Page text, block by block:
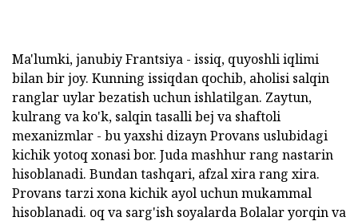
Ma'lumki, janubiy Frantsiya - issiq, quyoshli iqlimi
bilan bir joy. Kunning issiqdan qochib, aholisi salqin
ranglar uylar bezatish uchun ishlatilgan. Zaytun,
kulrang va ko'k, salqin tasalli bej va shaftoli
mexanizmlar - bu yaxshi dizayn Provans uslubidagi
kichik yotoq xonasi bor. Juda mashhur rang nastarin
hisoblanadi. Bundan tashqari, afzal xira rang xira.
Provans tarzi xona kichik ayol uchun mukammal
hisoblanadi. oq va sarg'ish soyalarda Bolalar yorqin va